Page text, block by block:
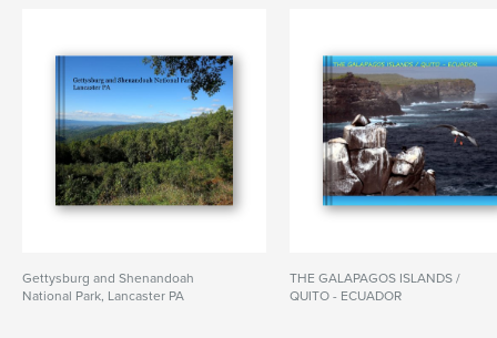
Gettysburg and Shenandoah
National Park, Lancaster PA
THE GALAPAGOS ISLANDS /
QUITO - ECUADOR